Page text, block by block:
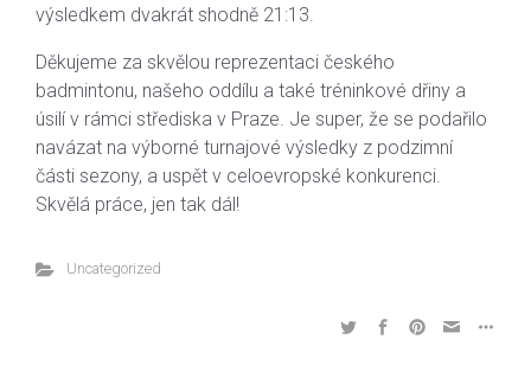
výsledkem dvakrát shodně 21:13.
Děkujeme za skvělou reprezentaci českého
badmintonu, našeho oddílu a také tréninkové dřiny a
úsilí v rámci střediska v Praze. Je super, že se podařilo
navázat na výborné turnajové výsledky z podzimní
části sezony, a uspět v celoevropské konkurenci.
Skvělá práce, jen tak dál!
Uncategorized